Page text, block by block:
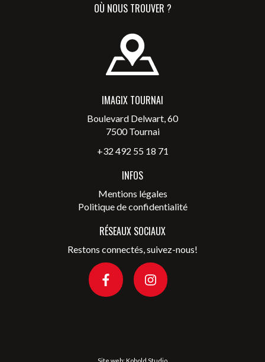
OÙ NOUS TROUVER ?
IMAGIX TOURNAI
Boulevard Delwart, 60
7500 Tournai
+32 492 55 18 71
INFOS
Mentions légales
Politique de confidentialité
RÉSEAUX SOCIAUX
Restons connectés, suivez-nous!
Site web: Kobold Studio